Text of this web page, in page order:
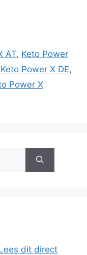
AT, Keto Power
Keto Power X DE,
Power X
dit direct